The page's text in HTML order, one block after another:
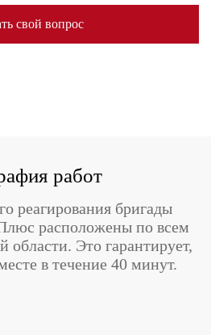
свой вопрос
работ
реагирования бригады
расположены по всем
области. Это гарантирует,
в течение 40 минут.